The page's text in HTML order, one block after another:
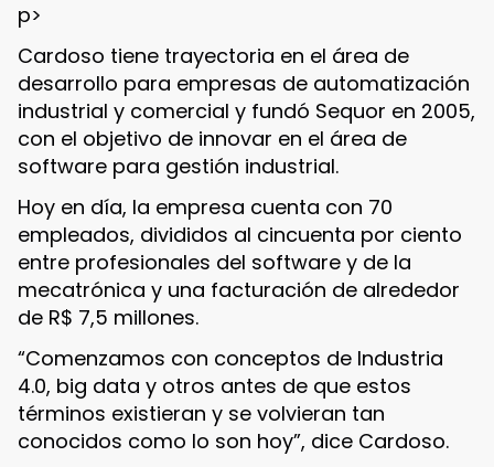
p>
Cardoso tiene trayectoria en el área de
desarrollo para empresas de automatización
industrial y comercial y fundó Sequor en 2005,
con el objetivo de innovar en el área de
software para gestión industrial.
Hoy en día, la empresa cuenta con 70
empleados, divididos al cincuenta por ciento
entre profesionales del software y de la
mecatrónica y una facturación de alrededor
de R$ 7,5 millones.
“Comenzamos con conceptos de Industria
4.0, big data y otros antes de que estos
términos existieran y se volvieran tan
conocidos como lo son hoy”, dice Cardoso.